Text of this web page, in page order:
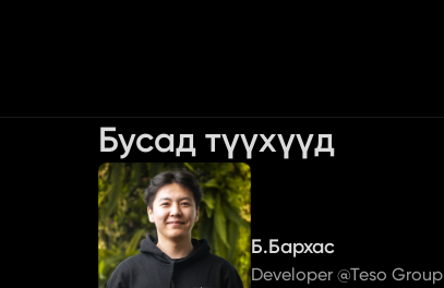
Бусад түүхүүд
Б.Бархас
Developer @Teso Group